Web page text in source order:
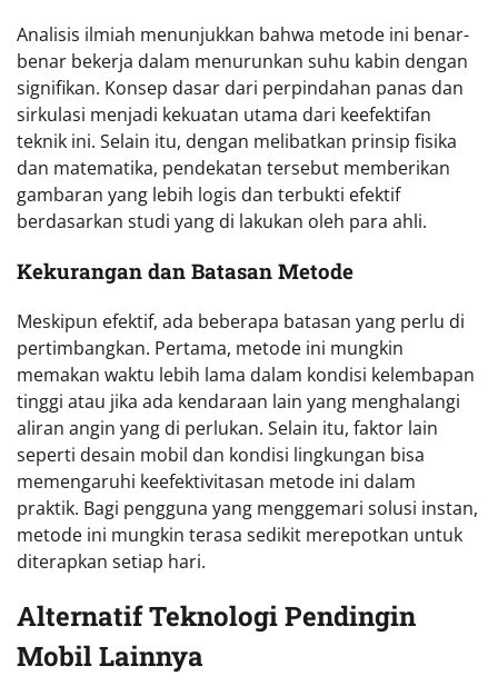
Analisis ilmiah menunjukkan bahwa metode ini benar-
benar bekerja dalam menurunkan suhu kabin dengan
signifikan. Konsep dasar dari perpindahan panas dan
sirkulasi menjadi kekuatan utama dari keefektifan
teknik ini. Selain itu, dengan melibatkan prinsip fisika
dan matematika, pendekatan tersebut memberikan
gambaran yang lebih logis dan terbukti efektif
berdasarkan studi yang di lakukan oleh para ahli.
Kekurangan dan Batasan Metode
Meskipun efektif, ada beberapa batasan yang perlu di
pertimbangkan. Pertama, metode ini mungkin
memakan waktu lebih lama dalam kondisi kelembapan
tinggi atau jika ada kendaraan lain yang menghalangi
aliran angin yang di perlukan. Selain itu, faktor lain
seperti desain mobil dan kondisi lingkungan bisa
memengaruhi keefektivitasan metode ini dalam
praktik. Bagi pengguna yang menggemari solusi instan,
metode ini mungkin terasa sedikit merepotkan untuk
diterapkan setiap hari.
Alternatif Teknologi Pendingin
Mobil Lainnya